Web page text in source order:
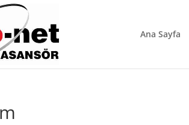
Ana Sayfa